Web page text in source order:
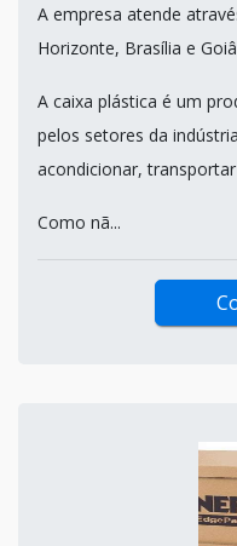
A empresa atende
Horizonte, Brasília e
A caixa plástica é um
pelos setores da
acondicionar,
Como nã...